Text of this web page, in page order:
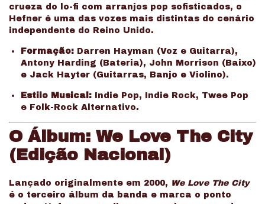
crueza do lo-fi com arranjos pop sofisticados, o
Hefner é uma das vozes mais distintas do cenário
independente do Reino Unido.
Formação: Darren Hayman (Voz e Guitarra),
Antony Harding (Bateria), John Morrison (Baixo)
e Jack Hayter (Guitarras, Banjo e Violino).
Estilo Musical: Indie Pop, Indie Rock, Twee Pop
e Folk-Rock Alternativo.
O Álbum: We Love The City
(Edição Nacional)
Lançado originalmente em 2000, We Love The City
é o terceiro álbum da banda e marca o ponto